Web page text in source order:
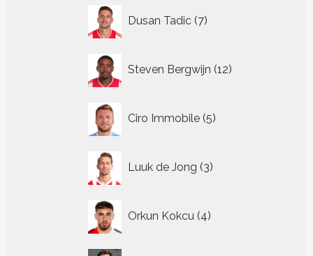
Dusan Tadic 7
producten
Steven Bergwijn 12
producten
Ciro Immobile 5
producten
Luuk de Jong 3
producten
Orkun Kokcu 4
producten